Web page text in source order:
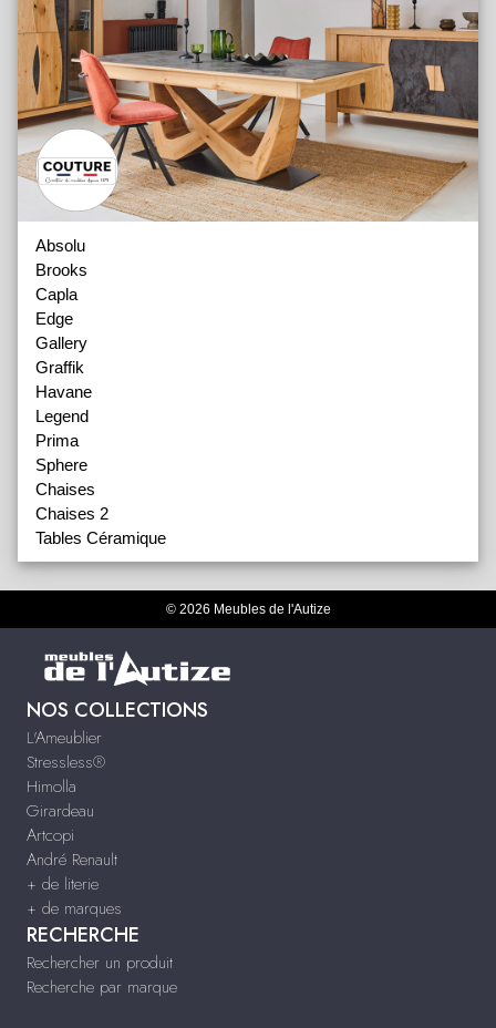
Absolu
Brooks
Capla
Edge
Gallery
Graffik
Havane
Legend
Prima
Sphere
Chaises
Chaises 2
Tables Céramique
© 2026 Meubles de l'Autize
NOS COLLECTIONS
L'Ameublier
Stressless®
Himolla
Girardeau
Artcopi
André Renault
+ de literie
+ de marques
RECHERCHE
Rechercher un produit
Recherche par marque